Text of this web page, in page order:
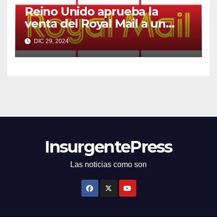
Reino Unido aprueba la
venta del Royal Mail a un
multimillonario checo
DIC 29, 2024
InsurgentePress
Las noticias como son